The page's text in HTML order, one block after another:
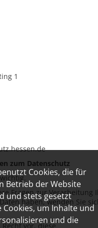
Cookies, die für
Betrieb der Website
und stets gesetzt
Cookies, um Inhalte und
und die
1
zum Datenschutz
Fragen zur Verarbeitung
haben, wenden Sie
vor, diese